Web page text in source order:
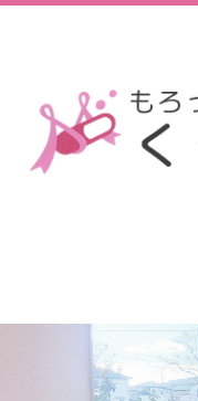
ホーム
サービス案内
会社案内